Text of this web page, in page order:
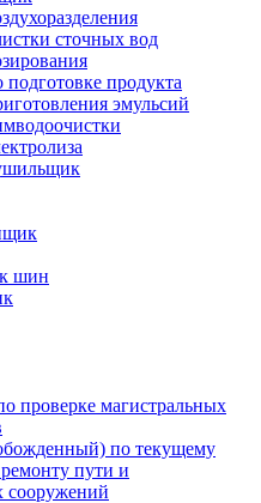
сточных вод
продукта
эмульсий
шин
проверке магистральных
по текущему
пути и
сооружений